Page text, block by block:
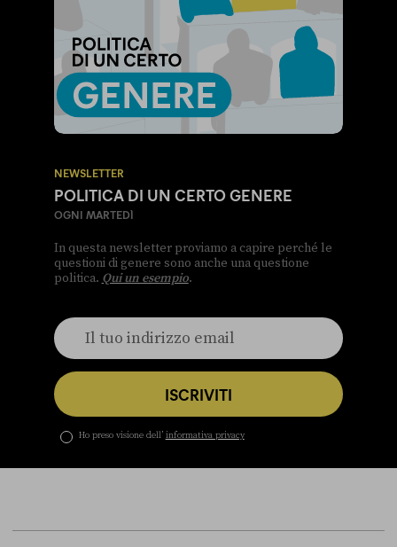
NEWSLETTER
POLITICA DI UN CERTO GENERE
OGNI MARTEDÌ
In questa newsletter proviamo a capire perché le
questioni di genere sono anche una questione
politica. Qui un esempio.
ISCRIVITI
Ho preso visione dell’ informativa privacy